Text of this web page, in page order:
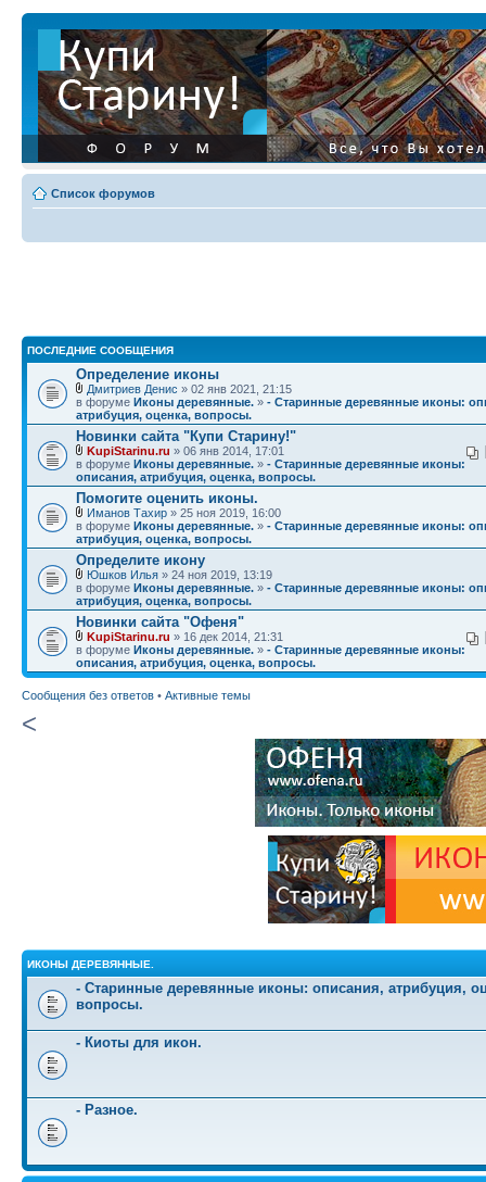
Список форумов
ПОСЛЕДНИЕ СООБЩЕНИЯ
Определение иконы
Дмитриев Денис » 02 янв 2021, 21:15
в форуме Иконы деревянные. » - Старинные деревянные иконы:
атрибуция, оценка, вопросы.
Новинки сайта "Купи Старину!"
KupiStarinu.ru » 06 янв 2014, 17:01
в форуме Иконы деревянные. » - Старинные деревянные иконы:
описания, атрибуция, оценка, вопросы.
Помогите оценить иконы.
Иманов Тахир » 25 ноя 2019, 16:00
в форуме Иконы деревянные. » - Старинные деревянные иконы:
атрибуция, оценка, вопросы.
Определите икону
Юшков Илья » 24 ноя 2019, 13:19
в форуме Иконы деревянные. » - Старинные деревянные иконы:
атрибуция, оценка, вопросы.
Новинки сайта "Офеня"
KupiStarinu.ru » 16 дек 2014, 21:31
в форуме Иконы деревянные. » - Старинные деревянные иконы:
описания, атрибуция, оценка, вопросы.
Сообщения без ответов • Активные темы
<
ИКОНЫ ДЕРЕВЯННЫЕ.
- Старинные деревянные иконы: описания, атрибуция,
вопросы.
- Киоты для икон.
- Разное.